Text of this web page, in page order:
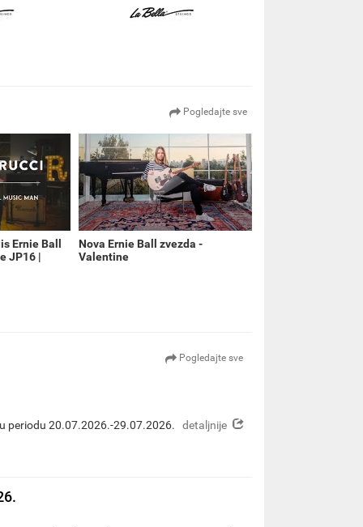
Pogledajte sve
Ernie Ball
JP16 |
Nova Ernie Ball zvezda -
Valentine
Pogledajte sve
periodu 20.07.2026.-29.07.2026.
detaljnije